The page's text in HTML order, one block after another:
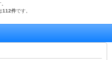
112件です。